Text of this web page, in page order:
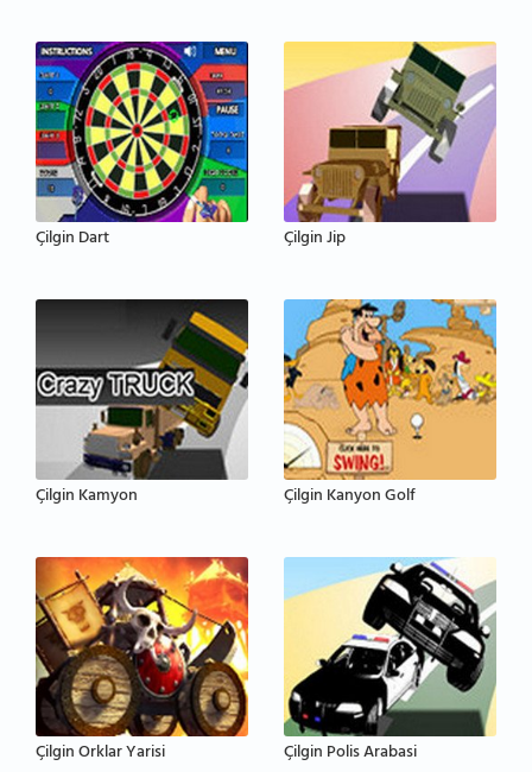
Çilgin Dart Çilgin Jip
Çilgin Kamyon Çilgin Kanyon Golf
Çilgin Orklar Yarisi Çilgin Polis Arabasi